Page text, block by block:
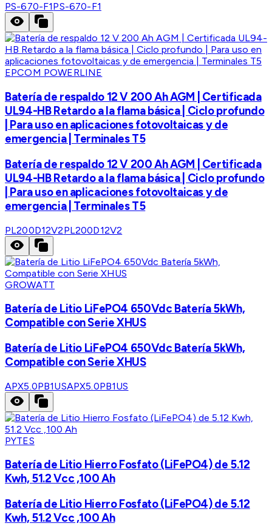
PS-670-F1PS-670-F1
EPCOM POWERLINE
Batería de respaldo 12 V 200 Ah AGM | Certificada
UL94-HB Retardo a la flama básica | Ciclo profundo
| Para uso en aplicaciones fotovoltaicas y de
emergencia | Terminales T5
Batería de respaldo 12 V 200 Ah AGM | Certificada
UL94-HB Retardo a la flama básica | Ciclo profundo
| Para uso en aplicaciones fotovoltaicas y de
emergencia | Terminales T5
PL200D12V2PL200D12V2
GROWATT
Batería de Litio LiFePO4 650Vdc Batería 5kWh,
Compatible con Serie XHUS
Batería de Litio LiFePO4 650Vdc Batería 5kWh,
Compatible con Serie XHUS
APX5.0PB1USAPX5.0PB1US
PYTES
Batería de Litio Hierro Fosfato (LiFePO4) de 5.12
Kwh, 51.2 Vcc ,100 Ah
Batería de Litio Hierro Fosfato (LiFePO4) de 5.12
Kwh, 51.2 Vcc ,100 Ah